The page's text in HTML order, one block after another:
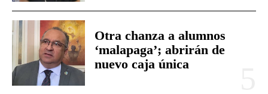
Otra chanza a alumnos
‘malapaga’; abrirán de
nuevo caja única